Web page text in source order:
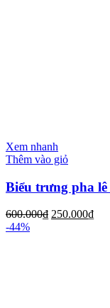
Xem nhanh
Thêm vào giỏ
Biểu trưng pha
600.000₫ 250.000₫
-44%